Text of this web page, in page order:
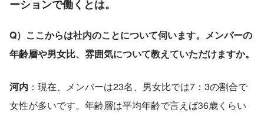
ーションで働くとは。
Q）ここからは社内のことについて伺います。メンバーの
年齢層や男女比、雰囲気について教えていただけますか。
河内 ：現在、メンバーは23名、男女比では7：3の割合で
女性が多いです。年齢層は平均年齢で言えば36歳くらい